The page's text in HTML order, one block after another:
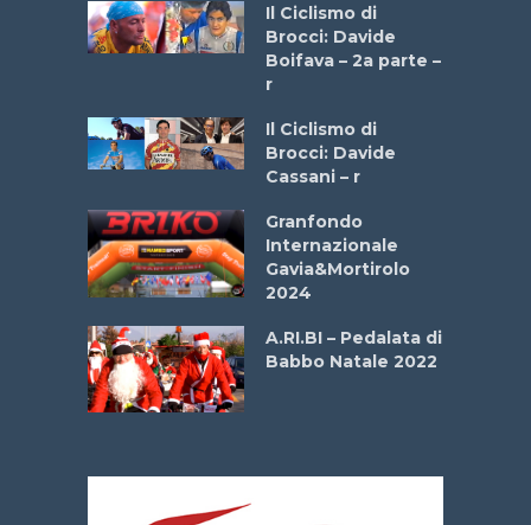
Il Ciclismo di
Brocci: Davide
Boifava – 2a parte –
r
Il Ciclismo di
Brocci: Davide
Cassani – r
Granfondo
Internazionale
Gavia&Mortirolo
2024
A.RI.BI – Pedalata di
Babbo Natale 2022